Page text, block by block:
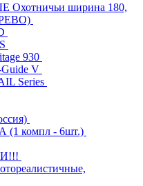
ширина 180,
930
V
Series
(1 компл - 6шт.)